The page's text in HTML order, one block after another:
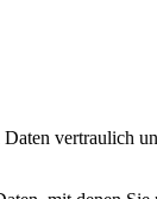
vertraulich